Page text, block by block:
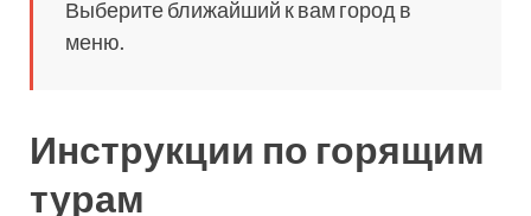
Выберите ближайший к вам город в
меню.
Инструкции по горящим
турам